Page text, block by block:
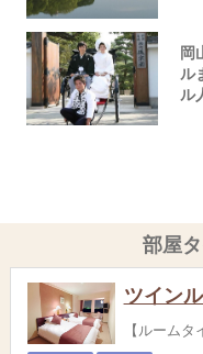
岡
ル
ル
部屋タ
ツイン
【ルーム